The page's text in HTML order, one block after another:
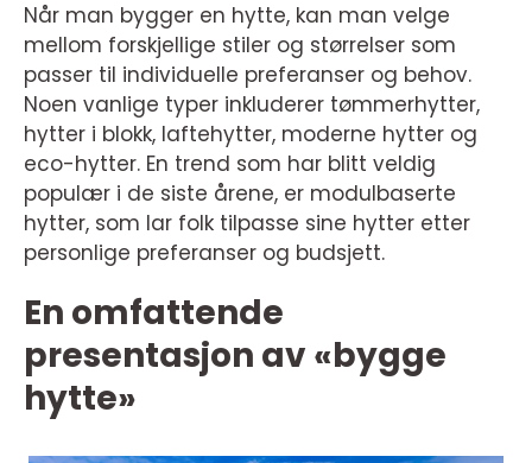
Når man bygger en hytte, kan man velge
mellom forskjellige stiler og størrelser som
passer til individuelle preferanser og behov.
Noen vanlige typer inkluderer tømmerhytter,
hytter i blokk, laftehytter, moderne hytter og
eco-hytter. En trend som har blitt veldig
populær i de siste årene, er modulbaserte
hytter, som lar folk tilpasse sine hytter etter
personlige preferanser og budsjett.
En omfattende
presentasjon av «bygge
hytte»